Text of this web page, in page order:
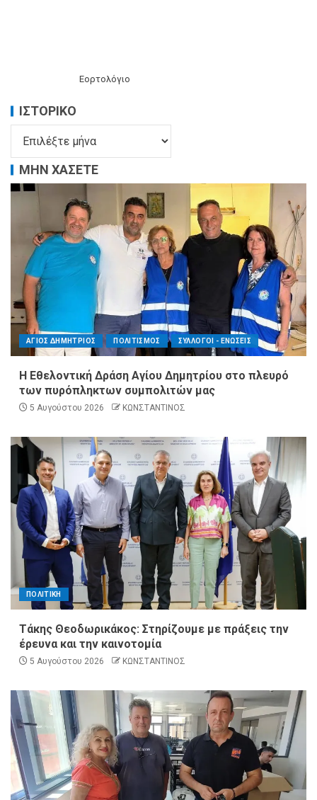
Εορτολόγιο
ΙΣΤΟΡΙΚΌ
ΜΗΝ ΧΑΣΕΤΕ
ΑΓΙΟΣ ΔΗΜΗΤΡΙΟΣ ΠΟΛΙΤΙΣΜΟΣ ΣΥΛΛΟΓΟΙ - ΕΝΩΣΕΙΣ
Η Εθελοντική Δράση Αγίου Δημητρίου στο πλευρό
των πυρόπληκτων συμπολιτών μας
5 Αυγούστου 2026 ΚΩΝΣΤΑΝΤΙΝΟΣ
ΠΟΛΙΤΙΚΗ
Τάκης Θεοδωρικάκος: Στηρίζουμε με πράξεις την
έρευνα και την καινοτομία
5 Αυγούστου 2026 ΚΩΝΣΤΑΝΤΙΝΟΣ